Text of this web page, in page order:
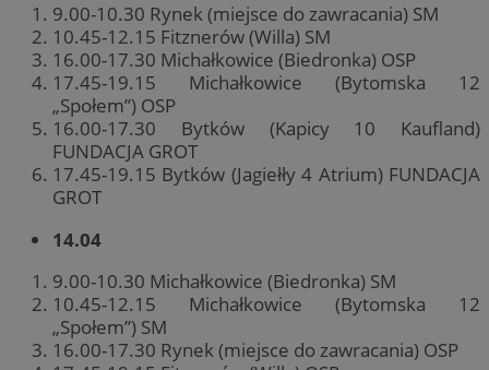
9.00-10.30 Rynek (miejsce do zawracania) SM
10.45-12.15 Fitznerów (Willa) SM
16.00-17.30 Michałkowice (Biedronka) OSP
17.45-19.15 Michałkowice (Bytomska 12
„Społem”) OSP
16.00-17.30 Bytków (Kapicy 10 Kaufland)
FUNDACJA GROT
17.45-19.15 Bytków (Jagiełły 4 Atrium) FUNDACJA
GROT
14.04
9.00-10.30 Michałkowice (Biedronka) SM
10.45-12.15 Michałkowice (Bytomska 12
„Społem”) SM
16.00-17.30 Rynek (miejsce do zawracania) OSP